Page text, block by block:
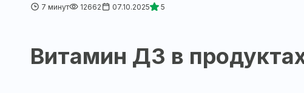
7 минут 12662 07.10.2025 5
Витамин Д3 в